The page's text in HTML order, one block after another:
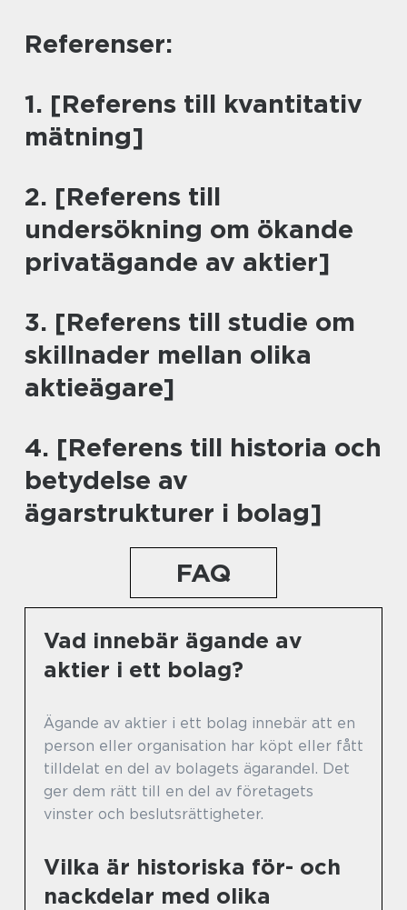
Referenser:
1. [Referens till kvantitativ
mätning]
2. [Referens till
undersökning om ökande
privatägande av aktier]
3. [Referens till studie om
skillnader mellan olika
aktieägare]
4. [Referens till historia och
betydelse av
ägarstrukturer i bolag]
FAQ
Vad innebär ägande av
aktier i ett bolag?
Ägande av aktier i ett bolag innebär att en
person eller organisation har köpt eller fått
tilldelat en del av bolagets ägarandel. Det
ger dem rätt till en del av företagets
vinster och beslutsrättigheter.
Vilka är historiska för- och
nackdelar med olika